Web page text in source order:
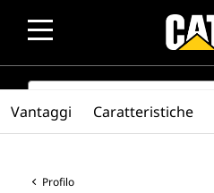
SEARCH
Profilo
Vantaggi Caratteristiche